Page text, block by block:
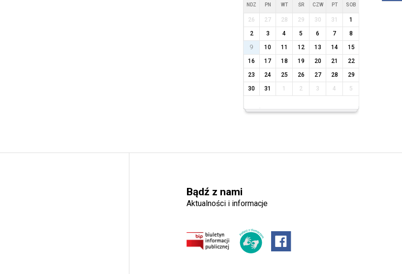
NDZ PN WT ŚR CZW PT SOB
26 27 28 29 30 31
1
2
3 4 5 6 7
8
9
10 11 12 13 14
15
16
17 18 19 20 21
22
23
24 25 26 27 28
29
30
31 1 2 3 4 5
Bądź z nami
Aktualności i informacje